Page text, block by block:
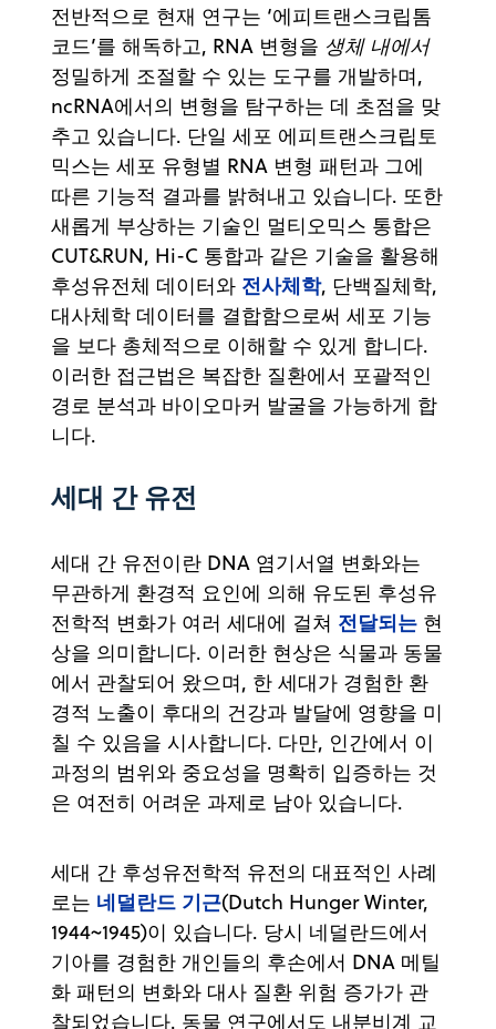
전반적으로 현재 연구는 ‘에피트랜스크립톰
코드’를 해독하고, RNA 변형을 생체 내에서
정밀하게 조절할 수 있는 도구를 개발하며,
ncRNA에서의 변형을 탐구하는 데 초점을 맞
추고 있습니다. 단일 세포 에피트랜스크립토
믹스는 세포 유형별 RNA 변형 패턴과 그에
따른 기능적 결과를 밝혀내고 있습니다. 또한
새롭게 부상하는 기술인 멀티오믹스 통합은
CUT&RUN, Hi-C 통합과 같은 기술을 활용해
후성유전체 데이터와 전사체학, 단백질체학,
대사체학 데이터를 결합함으로써 세포 기능
을 보다 총체적으로 이해할 수 있게 합니다.
이러한 접근법은 복잡한 질환에서 포괄적인
경로 분석과 바이오마커 발굴을 가능하게 합
니다.
세대 간 유전
세대 간 유전이란 DNA 염기서열 변화와는
무관하게 환경적 요인에 의해 유도된 후성유
전학적 변화가 여러 세대에 걸쳐 전달되는 현
상을 의미합니다. 이러한 현상은 식물과 동물
에서 관찰되어 왔으며, 한 세대가 경험한 환
경적 노출이 후대의 건강과 발달에 영향을 미
칠 수 있음을 시사합니다. 다만, 인간에서 이
과정의 범위와 중요성을 명확히 입증하는 것
은 여전히 어려운 과제로 남아 있습니다.
세대 간 후성유전학적 유전의 대표적인 사례
로는 네덜란드 기근(Dutch Hunger Winter,
1944~1945)이 있습니다. 당시 네덜란드에서
기아를 경험한 개인들의 후손에서 DNA 메틸
화 패턴의 변화와 대사 질환 위험 증가가 관
찰되었습니다. 동물 연구에서도 내분비계 교